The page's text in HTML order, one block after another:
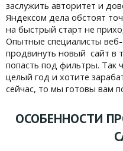
заслужить авторитет и
Яндексом дела обстоят
на быстрый старт не
Опытные специалисты
продвинуть новый сайт в
попасть под фильтры. Так
целый год и хотите
сейчас, то мы готовы вам
ОСОБЕННОСТИ